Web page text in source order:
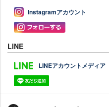
Instagramアカウント
LINE
LINEアカウントメディア